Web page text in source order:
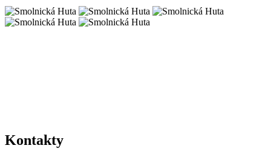
Kontakty